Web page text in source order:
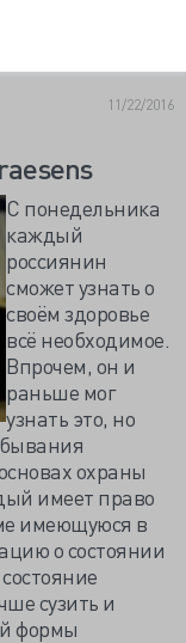
11/22/2016
С понедельника
каждый
россиянин
сможет узнать о
своём здоровье
всё необходимое.
Впрочем, он и
раньше мог
узнать это, но
охраны
имеет право
имеющуюся в
о состоянии
сузить и
формы